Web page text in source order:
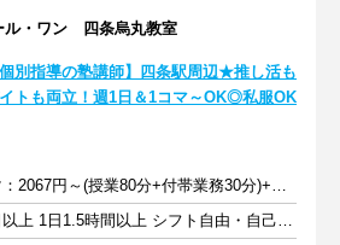
ル・ワン 四条烏丸教室
個別指導の塾講師】四条駅周辺★推し活も
トも両立！週1日＆1コマ～OK◎私服OK
1コマ：2067円～(授業80分+付帯業務30分)+交通費支給
週1日以上 1日1.5時間以上 シフト自由・自己申告